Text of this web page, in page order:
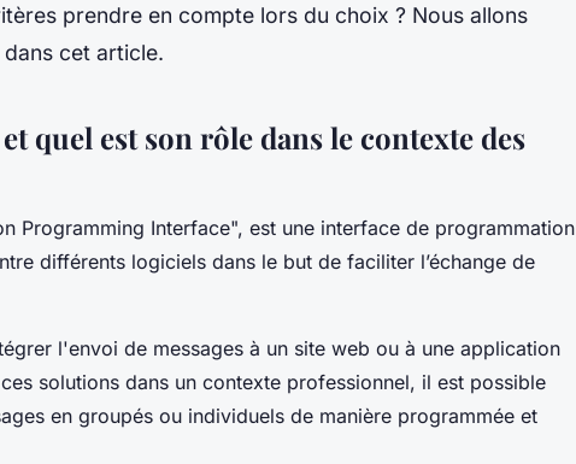
prendre en compte lors du choix ? Nous allons
cet article.
quel est son rôle dans le contexte des
Programming Interface", est une interface de programmation
différents logiciels dans le but de faciliter l’échange de
l'envoi de messages à un site web ou à une application
solutions dans un contexte professionnel, il est possible
en groupés ou individuels de manière programmée et